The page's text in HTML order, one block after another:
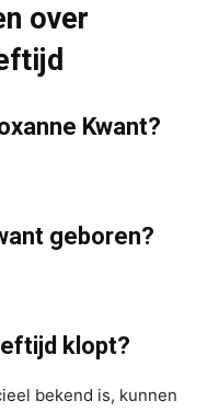
over
Kwant?
geboren?
klopt?
bekend is, kunnen